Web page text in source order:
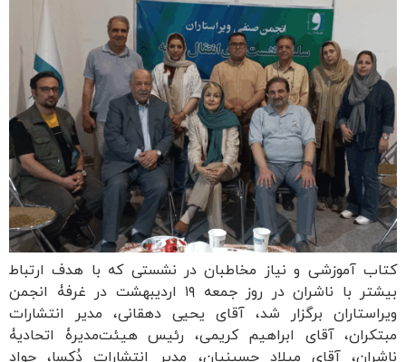
کتاب آموزشی و نیاز مخاطبان در نشستی که با هدف ارتباط
بیشتر با ناشران در روز جمعه ۱۹ اردیبهشت در غرفۀ انجمن
ویراستاران برگزار شد، آقای یحیی دهقانی، مدیر انتشارات
مبتکران، آقای ابراهیم کریمی، رئیس هیئت‌مدیرۀ اتحادیۀ
ناشران، آقای میلاد حسینیان، مدیر انتشارات دُکسا، جواد